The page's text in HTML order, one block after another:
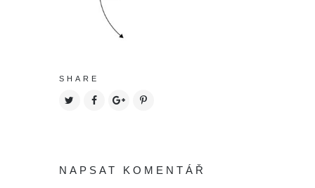
SHARE
NAPSAT KOMENTÁŘ